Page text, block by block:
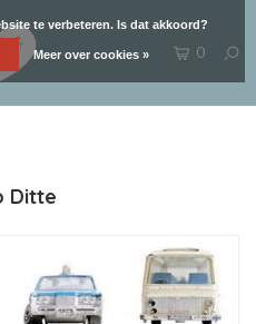
0
Ditte
te verbeteren. Is dat akkoord?
Meer over cookies »